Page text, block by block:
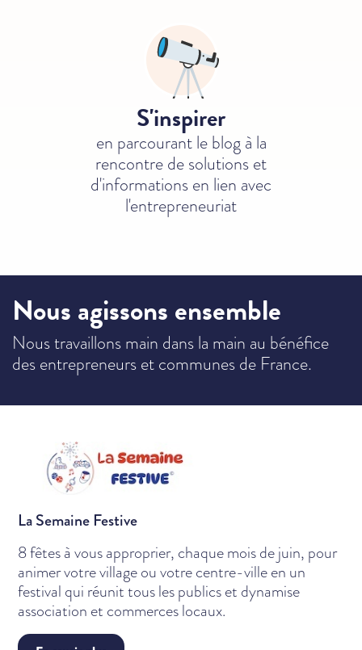
S'inspirer
en parcourant le blog à la
rencontrede solutions et
d'informations en lien avec
l'entrepreneuriat
Nous agissonsensemble
Nous travaillons main dans la main au bénéfice
des entrepreneurs et communes de France.
La Semaine Festive
8 fêtes à vous approprier, chaque mois de juin, pour
animer votre village ou votre centre-ville en un
festival qui réunit tous les publics et dynamise
association et commerces locaux.